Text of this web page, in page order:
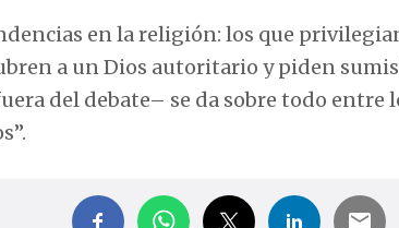
en la religión: los que
a un Dios autoritario y piden
del debate– se da sobre todo entre